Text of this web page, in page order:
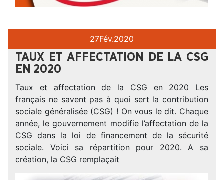
27Fév.2020
TAUX ET AFFECTATION DE LA CSG
EN 2020
Taux et affectation de la CSG en 2020 Les
français ne savent pas à quoi sert la contribution
sociale généralisée (CSG) ! On vous le dit. Chaque
année, le gouvernement modifie l’affectation de la
CSG dans la loi de financement de la sécurité
sociale. Voici sa répartition pour 2020. A sa
création, la CSG remplaçait